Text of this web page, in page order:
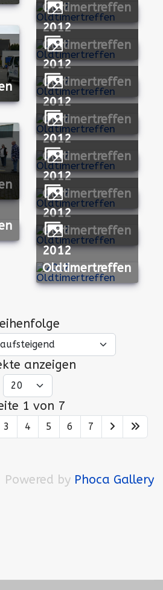
Oldtimertreffen
2012
Oldtimertreffen
2012
Oldtimertreffen
2012
Oldtimertreffen
2012
Oldtimertreffen
2012
Oldtimertreffen
2012
Oldtimertreffen
2012
Oldtimertreffen
anzeigen
1 von 7
3 4 5 6 7
Powered by Phoca Gallery